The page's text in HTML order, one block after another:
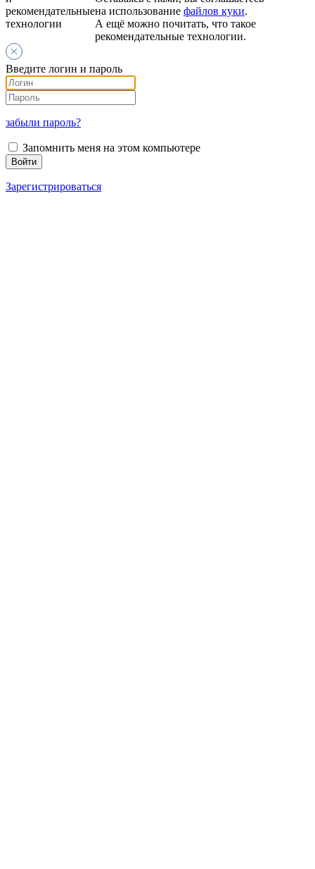
рекомендательные
технологии
на использование файлов куки.
А ещё можно почитать, что такое
рекомендательные технологии.
Введите логин и пароль
забыли пароль?
Запомнить меня на этом компьютере
Зарегистрироваться